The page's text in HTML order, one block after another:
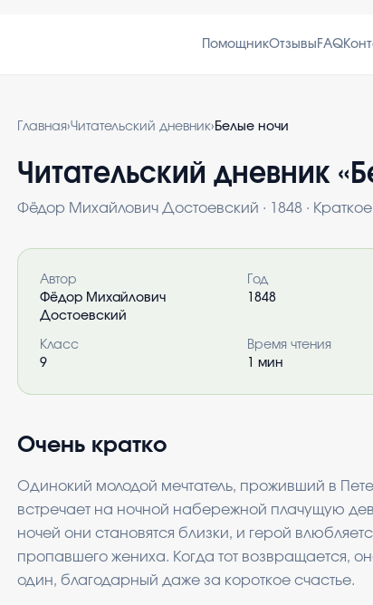
ПомощникОтзывы FAQ
Главная›Читательский дневник› Белые ночи
Читательский дневник «
Фёдор Михайлович Достоевский · 1848 ·
Информация о книге
Автор
Фёдор Михайлович
Достоевский
Год
1848
Класс
9
Время чтения
мин
Очень кратко
Одинокий молодой мечтатель, проживший в
встречает на ночной набережной плачущую
ночей они становятся близки, и герой
пропавшего жениха. Когда тот возвращается,
один, благодарный даже за короткое счастье.